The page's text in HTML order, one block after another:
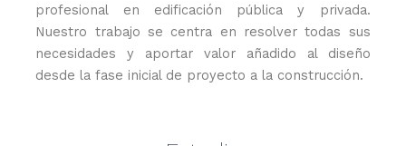
profesional en edificación pública y privada.
Nuestro trabajo se centra en resolver todas sus
necesidades y aportar valor añadido al diseño
desde la fase inicial de proyecto a la construcción.